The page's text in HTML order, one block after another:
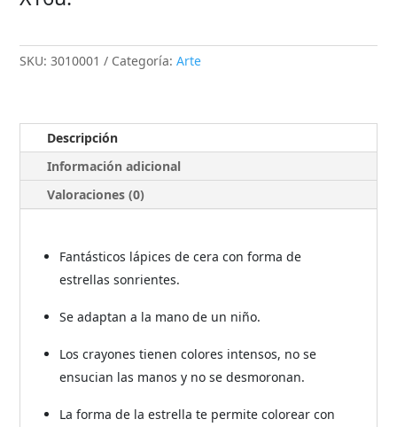
SKU:3010001 Categoría:Arte
Descripción
Información adicional
Valoraciones (0)
Fantásticos lápices de cera con forma de
estrellas sonrientes.
Se adaptan a la mano de un niño.
Los crayones tienen colores intensos, no se
ensucian las manos y no se desmoronan.
La forma de la estrella te permite colorear con